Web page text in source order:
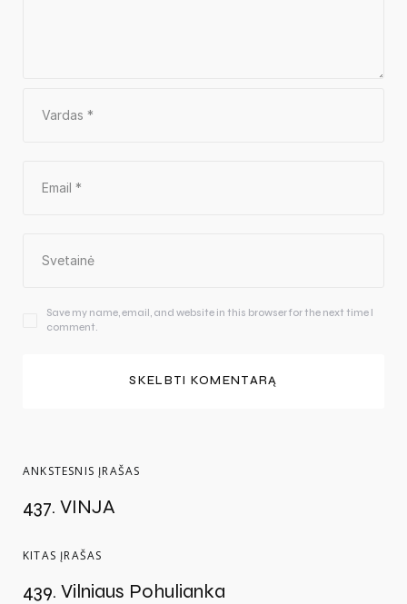
Save my name, email, and website in this browser for the next time I
comment.
ANKSTESNIS ĮRAŠAS
437. VINJA
KITAS ĮRAŠAS
439. Vilniaus Pohulianka